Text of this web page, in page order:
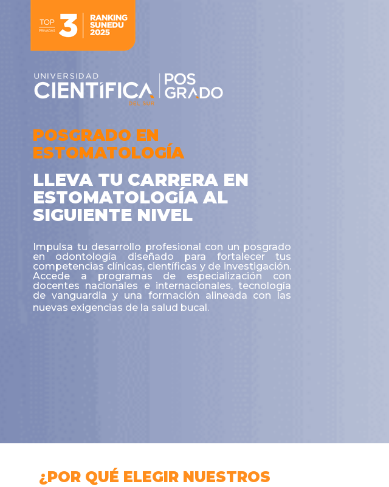
Impulsa tu desarrollo profesional con un posgrado
en odontología diseñado para fortalecer tus
competencias clínicas, científicas y de investigación.
Accede a programas de especialización con
docentes nacionales e internacionales, tecnología
de vanguardia y una formación alineada con las
nuevas exigencias de la salud bucal.
POSGRADO EN
ESTOMATOLOGÍA
LLEVA TU CARRERA EN
ESTOMATOLOGÍA AL
SIGUIENTE NIVEL
¿POR QUÉ ELEGIR NUESTROS